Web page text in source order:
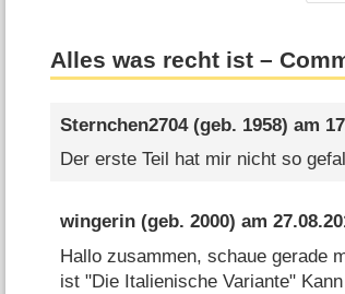
Alles was recht ist –
Sternchen2704(geb. 1958) am
Der erste Teil hat mir nicht so
wingerin(geb. 2000) am
Hallo zusammen, schaue gerade
ist "Die Italienische Variante"